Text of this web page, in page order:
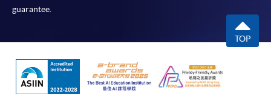
guarantee.
TOP